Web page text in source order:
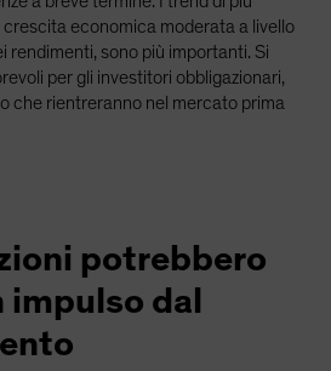
economica moderata a livello
rendimenti, sono più importanti. Si
per gli investitori obbligazionari,
che rientreranno nel mercato prima
potrebbero
impulso dal